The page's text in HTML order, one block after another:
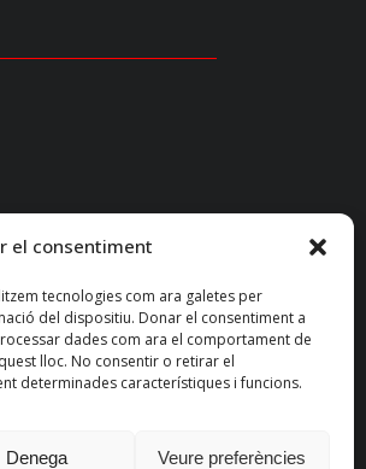
el consentiment
tecnologies com ara galetes per
del dispositiu. Donar el consentiment a
dades com ara el comportament de
lloc. No consentir o retirar el
determinades característiques i funcions.
Denega Veure preferències